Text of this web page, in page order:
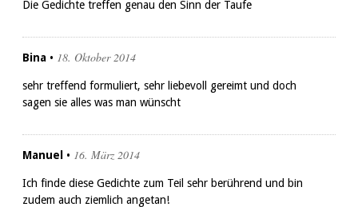
Die Gedichte treffen genau den Sinn der Taufe
Bina • 18. Oktober 2014
sehr treffend formuliert, sehr liebevoll gereimt und doch
sagen sie alles was man wünscht
Manuel • 16. März 2014
Ich finde diese Gedichte zum Teil sehr berührend und bin
zudem auch ziemlich angetan!